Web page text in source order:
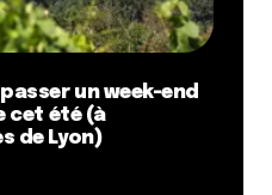
un week-end
cet été (à
de Lyon)